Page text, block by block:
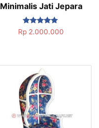
Minimalis Jati Jepara
Dinilai
5.00
Rp 2.000.000